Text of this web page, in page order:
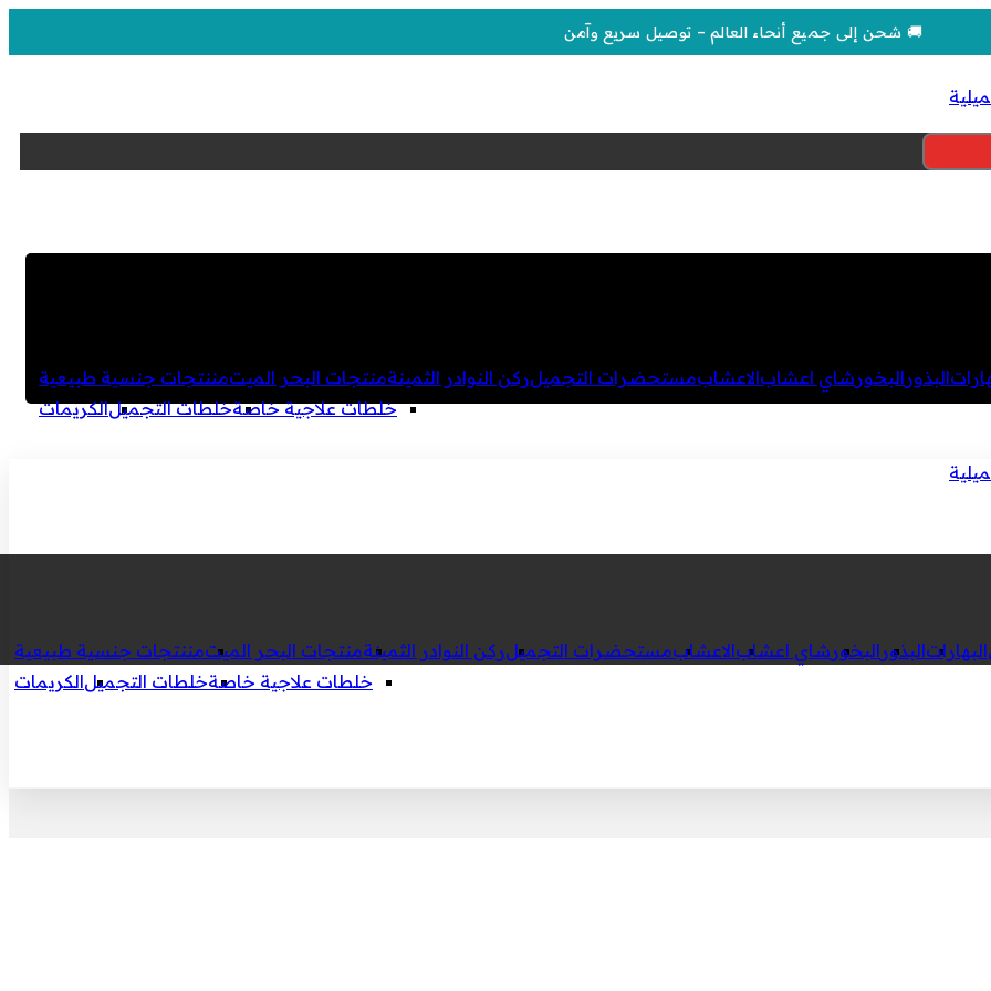
🚚 شحن إلى جميع أنحاء العالم – توصيل سريع وآمن
مننتجات جنسية طبيعيةمنتجات البحر الميتركن النوادر الثمينةمستحضرات التجميلالاعشابشاي اعشاب البخور البذور
الكريماتخلطات التجميلخلطات علاجية خاصة
مننتجات جنسية طبيعيةمنتجات البحر الميتركن النوادر الثمينةمستحضرات التجميلالاعشابشاي اعشاب البخور البذورالبهارات
الكريماتخلطات التجميلخلطات علاجية خاصة